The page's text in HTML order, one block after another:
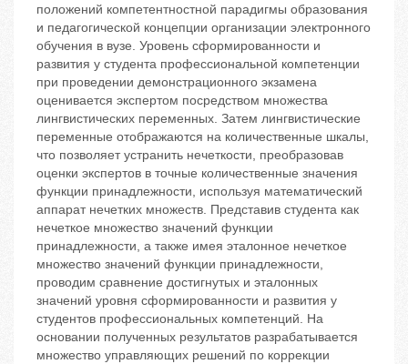
положений компетентностной парадигмы образования
и педагогической концепции организации электронного
обучения в вузе. Уровень сформированности и
развития у студента профессиональной компетенции
при проведении демонстрационного экзамена
оценивается экспертом посредством множества
лингвистических переменных. Затем лингвистические
переменные отображаются на количественные шкалы,
что позволяет устранить нечеткости, преобразовав
оценки экспертов в точные количественные значения
функции принадлежности, используя математический
аппарат нечетких множеств. Представив студента как
нечеткое множество значений функции
принадлежности, а также имея эталонное нечеткое
множество значений функции принадлежности,
проводим сравнение достигнутых и эталонных
значений уровня сформированности и развития у
студентов профессиональных компетенций. На
основании полученных результатов разрабатывается
множество управляющих решений по коррекции